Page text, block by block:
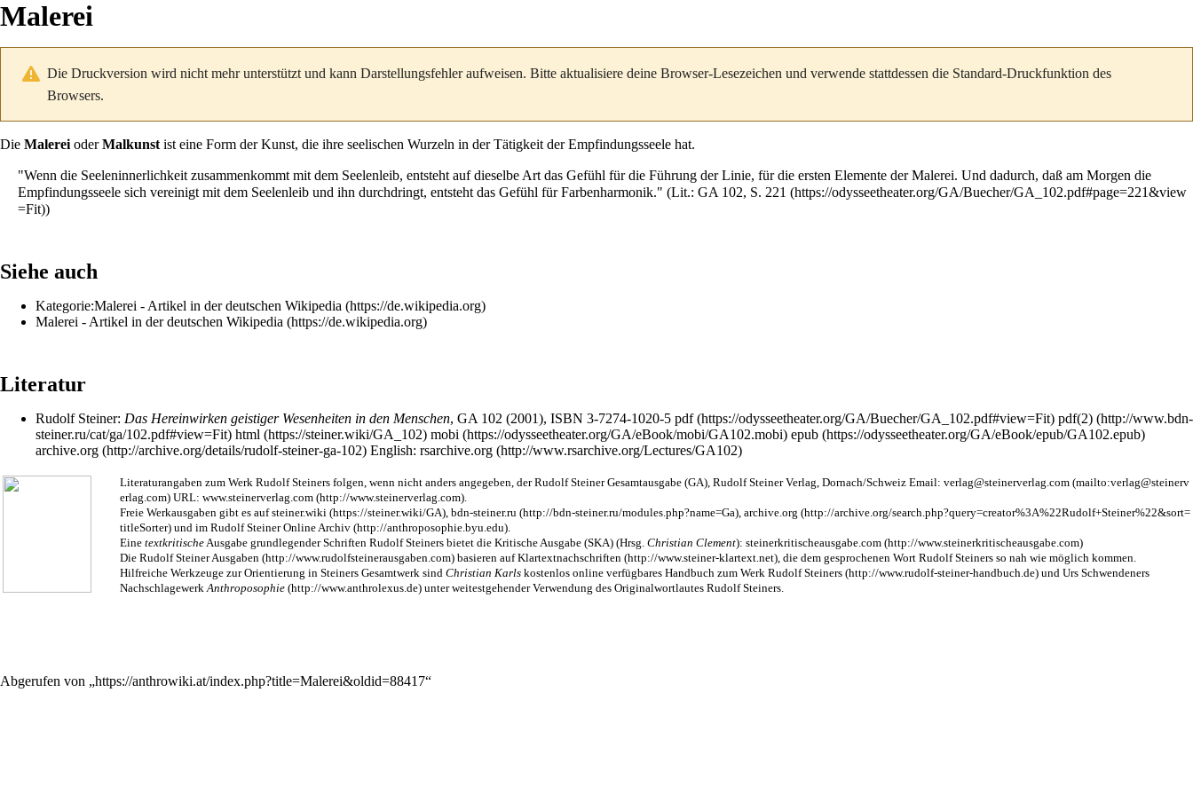
Malerei
Die Druckversion wird nicht mehr unterstützt und kann Darstellungsfehler aufweisen. Bitte aktualisiere deine Browser-Lesezeichen und verwende stattdessen die Standard-Druckfunktion des
Browsers.
Die Malerei oderMalkunst ist eine Form derKunst, die ihre seelischen Wurzeln in der Tätigkeit derEmpfindungsseele hat.
"Wenn die Seeleninnerlichkeit zusammenkommt mit dem Seelenleib, entsteht auf dieselbe Art das Gefühl für die Führung der Linie, für die ersten Elemente der Malerei. Und dadurch, daß am Morgen die
Empfindungsseele sich vereinigt mit dem Seelenleib und ihn durchdringt, entsteht das Gefühl für Farbenharmonik." (Lit.: GA 102, S. 221
)
Siehe auch
Kategorie:Malerei - Artikel in der deutschen Wikipedia
Malerei - Artikel in der deutschen Wikipedia
Literatur
Rudolf Steiner: Das Hereinwirken geistiger Wesenheiten in den Menschen, GA 102 (2001), ISBN 3-7274-1020-5 pdf
pdf(2)
html
mobi
epub
archive.org
English: rsarchive.org
Literaturangaben zum Werk Rudolf Steiners folgen, wenn nicht anders angegeben, derRudolf Steiner Gesamtausgabe (GA), Rudolf Steiner Verlag, Dornach/Schweiz Email: verlag@steinerverlag.com
URL: www.steinerverlag.com
.
Freie Werkausgaben gibt es aufsteiner.wiki , bdn-steiner.ru , archive.org
und im Rudolf Steiner Online Archiv
.
Eine textkritischeAusgabe grundlegender Schriften Rudolf Steiners bietet die Kritische Ausgabe (SKA) (Hrsg. Christian Clement): steinerkritischeausgabe.com
Die Rudolf Steiner Ausgaben basieren aufKlartextnachschriften
, die dem gesprochenen Wort Rudolf Steiners so nah wie möglich kommen.
Hilfreiche Werkzeuge zur Orientierung in Steiners Gesamtwerk sind Christian Karls kostenlos online verfügbares Handbuch zum Werk Rudolf Steiners und Urs Schwendeners
NachschlagewerkAnthroposophie unter weitestgehender Verwendung des Originalwortlautes Rudolf Steiners.
Abgerufen von „https://anthrowiki.at/index.php?title=Malerei&oldid=88417“